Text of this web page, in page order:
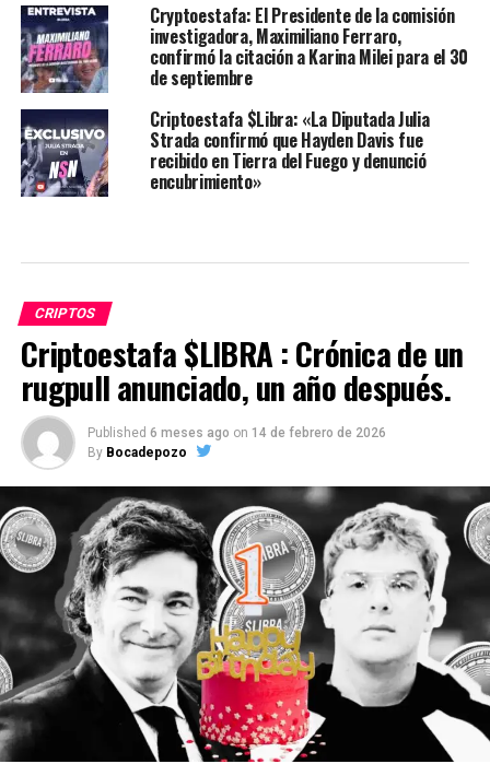
Cryptoestafa: El Presidente de la comisión
investigadora, Maximiliano Ferraro,
confirmó la citación a Karina Milei para el 30
de septiembre
Criptoestafa $Libra: «La Diputada Julia
Strada confirmó que Hayden Davis fue
recibido en Tierra del Fuego y denunció
encubrimiento»
CRIPTOS
Criptoestafa $LIBRA : Crónica de un
rugpull anunciado, un año después.
Published 6 meses ago on 14 de febrero de 2026
By Bocadepozo